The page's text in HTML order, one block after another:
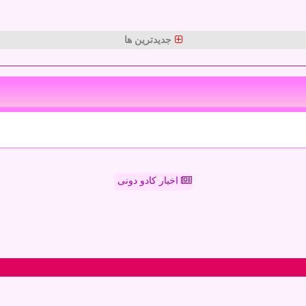
جدیدترین ها
اخبار کادو دونی